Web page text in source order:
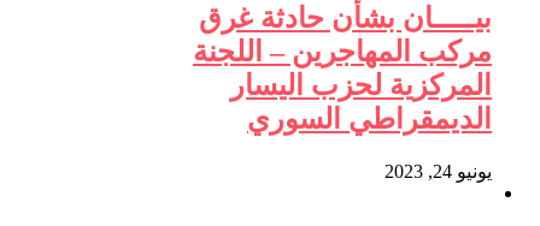
بيـــــان بشأن حادثة غرق
مركب المهاجرين – اللجنة
المركزية لحزب اليسار
الديمقراطي السوري
يونيو 24, 2023